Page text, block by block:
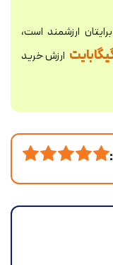
ارزش خرید